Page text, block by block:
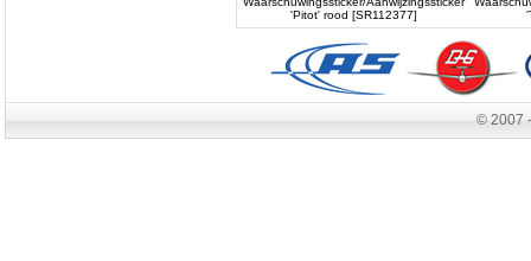
'Pitot' rood [SR112377]
© 2007